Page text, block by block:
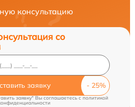
консультацию
со
заявку
заявку" Вы соглашаетесь c политикой